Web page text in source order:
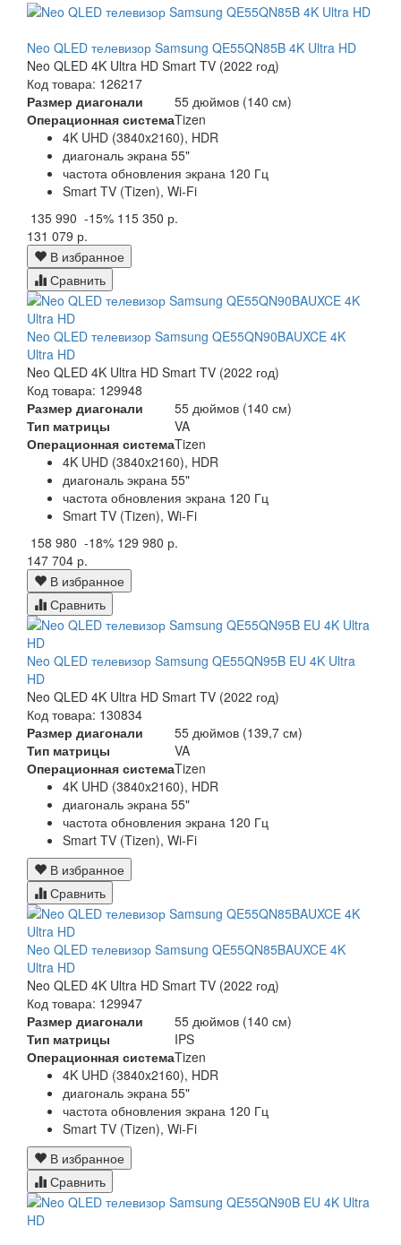
Neo QLED телевизор Samsung QE55QN85B 4K Ultra HD
Neo QLED 4K Ultra HD Smart TV (2022 год)
Код товара: 126217
Размер диагонали
55 дюймов (140 см)
Операционная системаTizen
4K UHD (3840x2160), HDR
диагональ экрана 55"
частота обновления экрана 120 Гц
Smart TV (Tizen), Wi-Fi
135 990 -15% 115 350 р.
131 079 р.
В избранное
Сравнить
Neo QLED телевизор Samsung QE55QN90BAUXCE 4K
Ultra HD
Neo QLED 4K Ultra HD Smart TV (2022 год)
Код товара: 129948
Размер диагонали
55 дюймов (140 см)
Тип матрицы
VA
Операционная системаTizen
4K UHD (3840x2160), HDR
диагональ экрана 55"
частота обновления экрана 120 Гц
Smart TV (Tizen), Wi-Fi
158 980 -18% 129 980 р.
147 704 р.
В избранное
Сравнить
Neo QLED телевизор Samsung QE55QN95B EU 4K Ultra
HD
Neo QLED 4K Ultra HD Smart TV (2022 год)
Код товара: 130834
Размер диагонали
55 дюймов (139,7 см)
Тип матрицы
VA
Операционная системаTizen
4K UHD (3840x2160), HDR
диагональ экрана 55"
частота обновления экрана 120 Гц
Smart TV (Tizen), Wi-Fi
В избранное
Сравнить
Neo QLED телевизор Samsung QE55QN85BAUXCE 4K
Ultra HD
Neo QLED 4K Ultra HD Smart TV (2022 год)
Код товара: 129947
Размер диагонали
55 дюймов (140 см)
Тип матрицы
IPS
Операционная системаTizen
4K UHD (3840x2160), HDR
диагональ экрана 55"
частота обновления экрана 120 Гц
Smart TV (Tizen), Wi-Fi
В избранное
Сравнить